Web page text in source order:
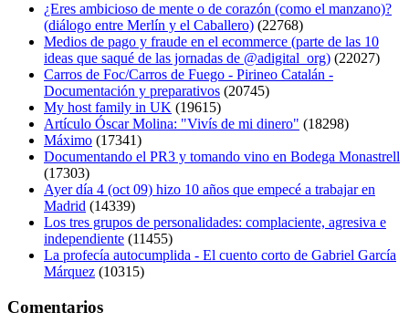
¿Eres ambicioso de mente o de corazón (como el manzano)?
(diálogo entre Merlín y el Caballero) (22768)
Medios de pago y fraude en el ecommerce (parte de las 10
ideas que saqué de las jornadas de @adigital_org) (22027)
Carros de Foc/Carros de Fuego - Pirineo Catalán -
Documentación y preparativos (20745)
My host family in UK (19615)
Artículo Óscar Molina: "Vivís de mi dinero" (18298)
Máximo (17341)
Documentando el PR3 y tomando vino en Bodega Monastrell
(17303)
Ayer día 4 (oct 09) hizo 10 años que empecé a trabajar en
Madrid (14339)
Los tres grupos de personalidades: complaciente, agresiva e
independiente (11455)
La profecía autocumplida - El cuento corto de Gabriel García
Márquez (10315)
Comentarios